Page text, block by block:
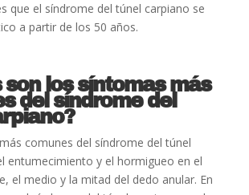
que el síndrome del túnel carpiano se
a partir de los 50 años.
son los síntomas más
del síndrome del
comunes del síndrome del túnel
entumecimiento y el hormigueo en el
el medio y la mitad del dedo anular. En